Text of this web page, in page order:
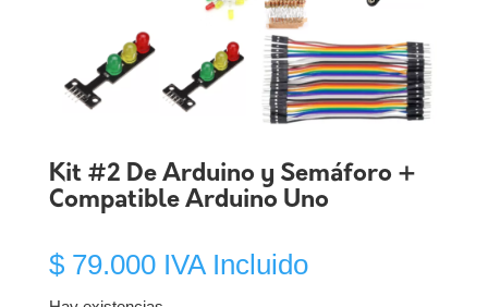
Kit #2 De Arduino y Semáforo +
Compatible Arduino Uno
$79.000 IVA Incluido